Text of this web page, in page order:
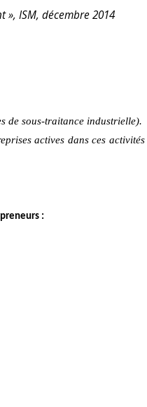
ISM, décembre 2014
de sous-traitance industrielle).
actives dans ces
: